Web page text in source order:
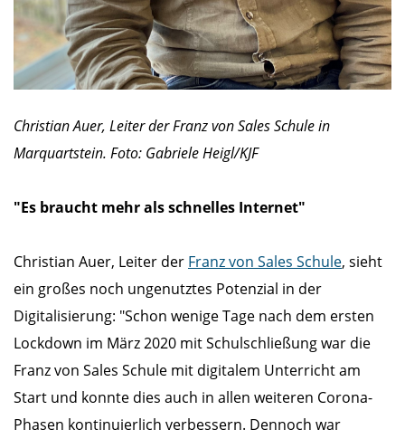
Christian Auer, Leiter der Franz von Sales Schule in
Marquartstein. Foto: Gabriele Heigl/KJF
"Es braucht mehr als schnelles Internet"
Christian Auer, Leiter der Franz von Sales Schule, sieht
ein großes noch ungenutztes Potenzial in der
Digitalisierung: "Schon wenige Tage nach dem ersten
Lockdown im März 2020 mit Schulschließung war die
Franz von Sales Schule mit digitalem Unterricht am
Start und konnte dies auch in allen weiteren Corona-
Phasen kontinuierlich verbessern. Dennoch war